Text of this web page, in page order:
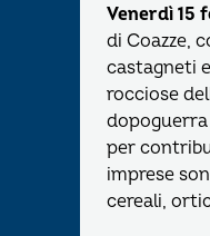
Venerdì 15
di Coazze,
castagneti
rocciose
per
imprese
cereali,